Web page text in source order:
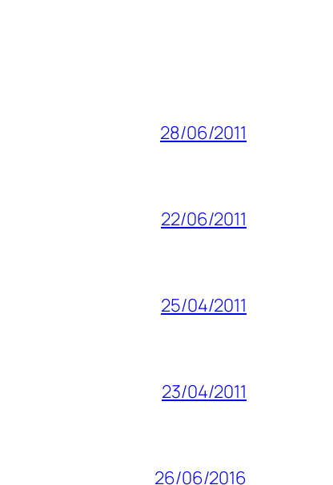
28/06/2011
22/06/2011
25/04/2011
23/04/2011
26/06/2016